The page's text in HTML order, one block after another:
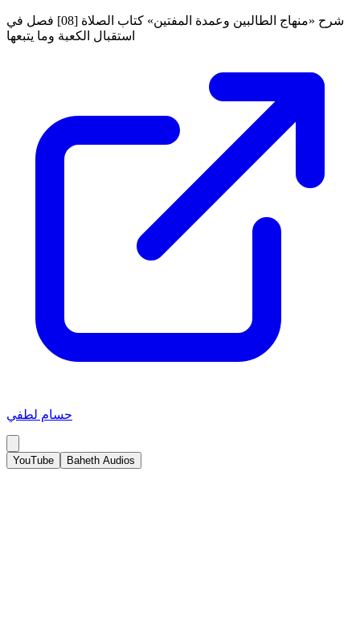
شرح «منهاج الطالبين وعمدة المفتين» كتاب الصلاة [08] فصل في
استقبال الكعبة وما يتبعها
حسام لطفي
YouTube Baheth Audios